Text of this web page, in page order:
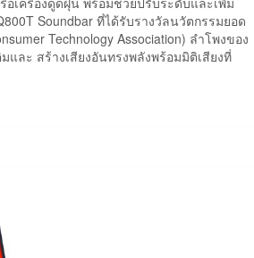
Soundbar ที่ได้รับรางวัลนวัตกรรมยอด
Technology Association) ลำโพงของ
ละ สร้างเสียงอันทรงพลังพร้อมมิติเสียงที่